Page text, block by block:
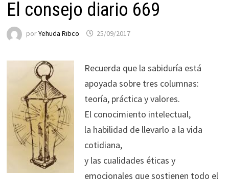
El consejo diario 669
porYehuda Ribco 25/09/2017
Recuerda que la sabiduría está
apoyada sobre tres columnas:
teoría, práctica y valores.
El conocimiento intelectual,
la habilidad de llevarlo a la vida
cotidiana,
y las cualidades éticas y
emocionales que sostienen todo el